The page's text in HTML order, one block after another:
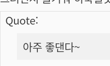
Quote:
아주 좋댄다~